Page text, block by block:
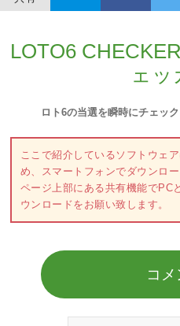
LOTO6
ェッ
ロト6の当選を瞬時にチェッ
ここで紹介しているソフトウェ
め、スマートフォンでダウンロ
ページ上部にある共有機能でPC
ウンロードをお願い致します。
コメ